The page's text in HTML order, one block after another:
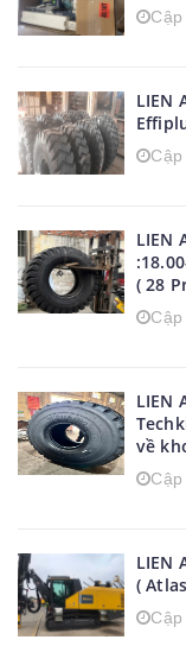
Cập
LIEN
Cập
LIEN
( 28
Cập
LIEN
về
Cập
LIEN
(
Cập